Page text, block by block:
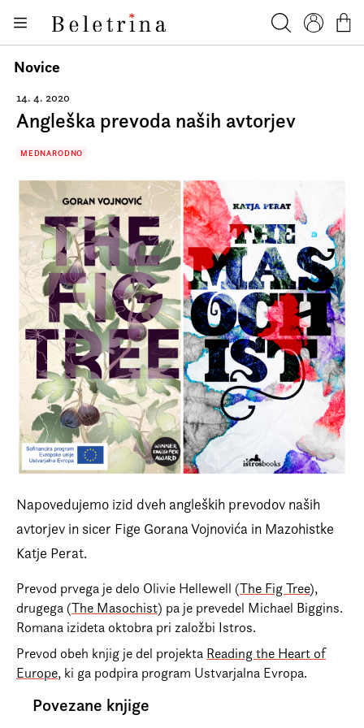
Beletrina
Knjige
Avtorji
Novice
Dogodki
Podkasti
Akcije
O nas
Beletrinini projekti
Kontakt
Prijava na e-novice
Foreign Rights
Novice
14. 4. 2020
Angleška prevoda naših avtorjev
MEDNARODNO
Napovedujemo izid dveh angleških prevodov naših
avtorjev in sicer Fige Gorana Vojnovića in Mazohistke
Katje Perat.
Prevod prvega je delo Olivie Hellewell (The Fig Tree),
drugega (The Masochist) pa je prevedel Michael Biggins.
Romana izideta oktobra pri založbi Istros.
Prevod obeh knjig je del projekta Reading the Heart of
Europe, ki ga podpira program Ustvarjalna Evropa.
Povezane knjige